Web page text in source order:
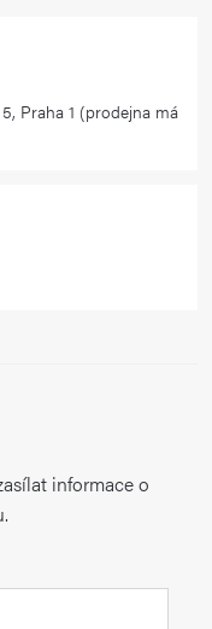
Praha 1 (prodejna má
informace o